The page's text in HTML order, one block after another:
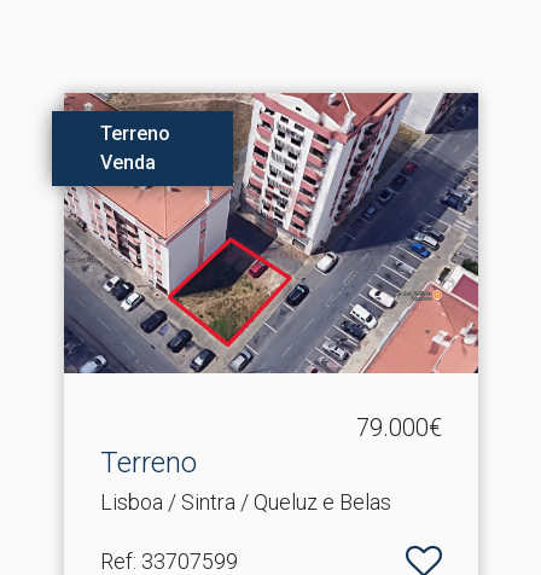
Terreno
Venda
79.000€
Terreno
Lisboa / Sintra / Queluz e Belas
Ref: 33707599